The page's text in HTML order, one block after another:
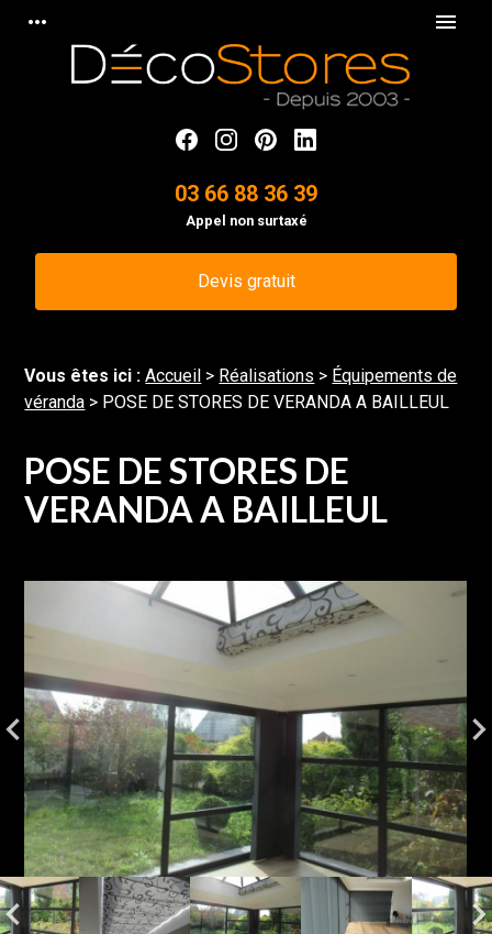
more_horiz menu
03 66 88 36 39
Appel non surtaxé
Devis gratuit
Vous êtes ici :Accueil > Réalisations > Équipements de
véranda > POSE DE STORES DE VERANDA A BAILLEUL
POSE DE STORES DE
VERANDA A BAILLEUL